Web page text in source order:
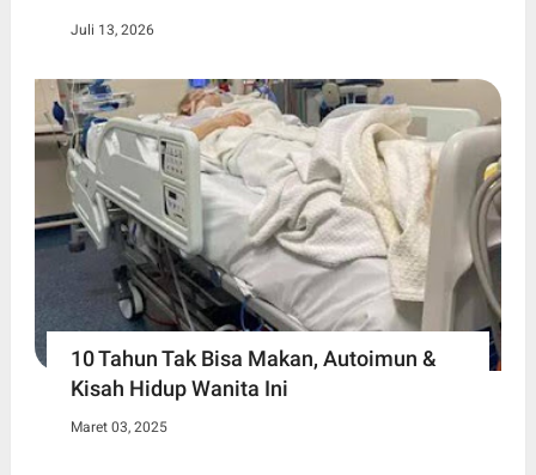
Juli 13, 2026
10 Tahun Tak Bisa Makan, Autoimun &
Kisah Hidup Wanita Ini
Maret 03, 2025